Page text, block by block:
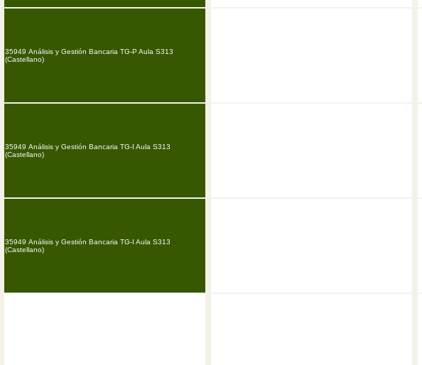
35949 Análisis y Gestión Bancaria TG-P Aula S313
(Castellano)
35949 Análisis y Gestión Bancaria TG-I Aula S313
(Castellano)
35949 Análisis y Gestión Bancaria TG-I Aula S313
(Castellano)